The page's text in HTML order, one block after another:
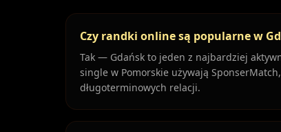
Czy randki online są popularne w
Tak — Gdańsk to jeden z najbardziej
single w Pomorskie używają
długoterminowych relacji.